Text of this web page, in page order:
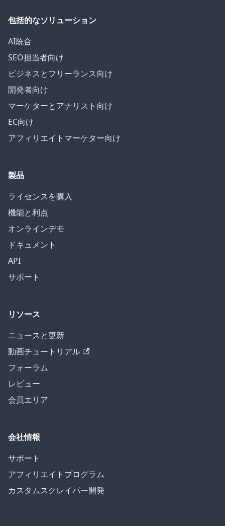
包括的なソリューション
AI統合
SEO担当者向け
ビジネスとフリーランス向け
開発者向け
マーケターとアナリスト向け
EC向け
アフィリエイトマーケター向け
製品
ライセンスを購入
機能と利点
オンラインデモ
ドキュメント
API
サポート
リソース
ニュースと更新
動画チュートリアル
フォーラム
レビュー
会員エリア
会社情報
サポート
アフィリエイトプログラム
カスタムスクレイパー開発